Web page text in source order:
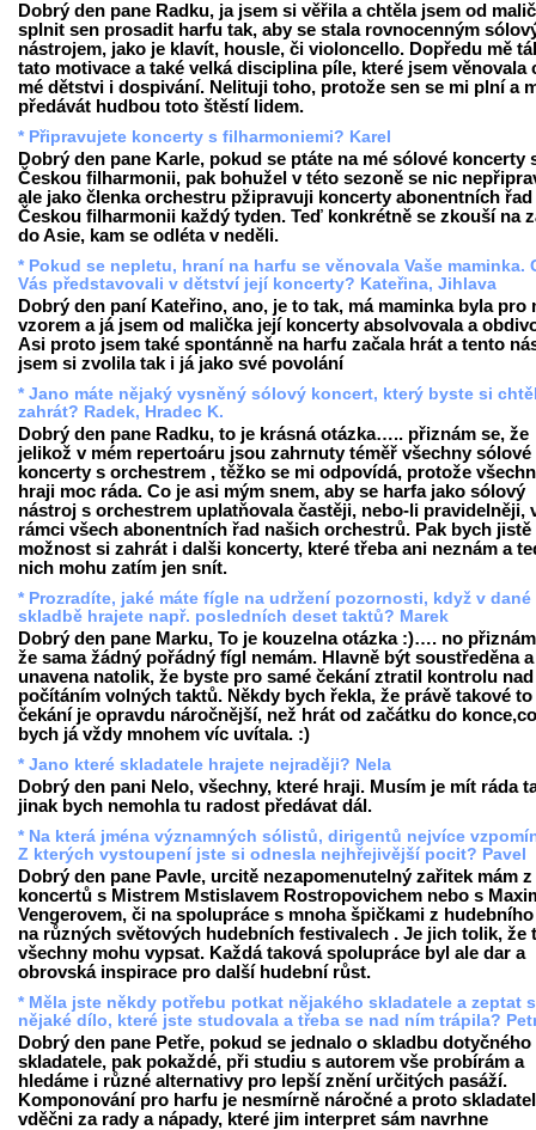
Dobrý den pane Radku, ja jsem si věřila a chtěla jsem od
splnit sen prosadit harfu tak, aby se stala rovnocenným
nástrojem, jako je klavít, housle, či violoncello. Dopředu mě
tato motivace a také velká disciplina píle, které jsem věnovala
mé dětstvi i dospivání. Nelituji toho, protože sen se mi plní a
předávát hudbou toto štěstí lidem.
* Připravujete koncerty s filharmoniemi? Karel
Dobrý den pane Karle, pokud se ptáte na mé sólové koncerty
Českou filharmonii, pak bohužel v této sezoně se nic
ale jako členka orchestru pžipravuji koncerty abonentních řad
Českou filharmonii každý tyden. Teď konkrétně se zkouší na
do Asie, kam se odléta v neděli.
* Pokud se nepletu, hraní na harfu se věnovala Vaše maminka.
Vás představovali v dětství její koncerty? Kateřina, Jihlava
Dobrý den paní Kateřino, ano, je to tak, má maminka byla pro
vzorem a já jsem od malička její koncerty absolvovala a
Asi proto jsem také spontánně na harfu začala hrát a tento
jsem si zvolila tak i já jako své povolání
* Jano máte nějaký vysněný sólový koncert, který byste si
zahrát? Radek, Hradec K.
Dobrý den pane Radku, to je krásná otázka….. přiznám se, že
jelikož v mém repertoáru jsou zahrnuty téměř všechny sólové
koncerty s orchestrem , těžko se mi odpovídá, protože
hraji moc ráda. Co je asi mým snem, aby se harfa jako sólový
nástroj s orchestrem uplatňovala častěji, nebo-li pravidelněji,
rámci všech abonentních řad našich orchestrů. Pak bych jistě
možnost si zahrát i dalši koncerty, které třeba ani neznám a
nich mohu zatím jen snít.
* Prozradíte, jaké máte fígle na udržení pozornosti, když v dané
skladbě hrajete např. posledních deset taktů? Marek
Dobrý den pane Marku, To je kouzelna otázka :)…. no
že sama žádný pořádný fígl nemám. Hlavně být soustředěna
unavena natolik, že byste pro samé čekání ztratil kontrolu nad
počítáním volných taktů. Někdy bych řekla, že právě takové to
čekání je opravdu náročnější, než hrát od začátku do
bych já vždy mnohem víc uvítala. :)
* Jano které skladatele hrajete nejraději? Nela
Dobrý den pani Nelo, všechny, které hraji. Musím je mít ráda
jinak bych nemohla tu radost předávat dál.
* Na která jména významných sólistů, dirigentů nejvíce
Z kterých vystoupení jste si odnesla nejhřejivější pocit? Pavel
Dobrý den pane Pavle, urcitě nezapomenutelný zařitek mám z
koncertů s Mistrem Mstislavem Rostropovichem nebo s
Vengerovem, či na spolupráce s mnoha špičkami z
na různých světových hudebních festivalech . Je jich tolik, že
všechny mohu vypsat. Každá taková spolupráce byl ale dar a
obrovská inspirace pro další hudební růst.
* Měla jste někdy potřebu potkat nějakého skladatele a zeptat
nějaké dílo, které jste studovala a třeba se nad ním trápila?
Dobrý den pane Petře, pokud se jednalo o skladbu dotyčného
skladatele, pak pokaždé, při studiu s autorem vše probírám a
hledáme i různé alternativy pro lepší znění určitých pasáží.
Komponování pro harfu je nesmírně náročné a proto
vděčni za rady a nápady, které jim interpret sám navrhne